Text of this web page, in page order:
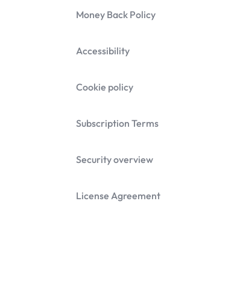
Money Back Policy
Accessibility
Cookie policy
Subscription Terms
Security overview
License Agreement